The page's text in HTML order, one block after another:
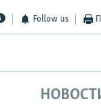
Follow us